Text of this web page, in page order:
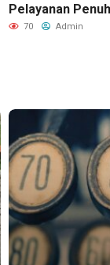
Pelayanan
70 Admin